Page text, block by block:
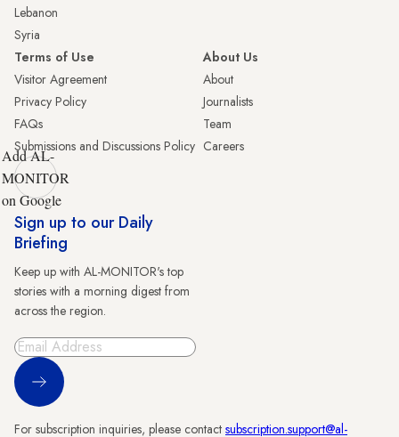
Lebanon
Syria
Terms of Use
Visitor Agreement
Privacy Policy
FAQs
Submissions and Discussions Policy
About Us
About
Journalists
Team
Careers
Add AL-
MONITOR
on Google
Sign up to our Daily
Briefing
Keep up with AL-MONITOR's top
stories with a morning digest from
across the region.
Sign Up
For subscription inquiries, please contact subscription.support@al-